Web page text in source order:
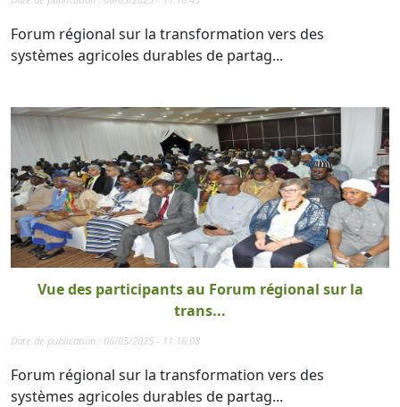
Forum régional sur la transformation vers des
systèmes agricoles durables de partag...
Vue des participants au Forum régional sur la
trans...
Date de publication : 06/05/2025 - 11:16:08
Forum régional sur la transformation vers des
systèmes agricoles durables de partag...